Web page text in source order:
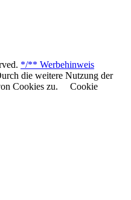
*/** Werbehinweis
die weitere Nutzung der
Cookies zu.
Cookie